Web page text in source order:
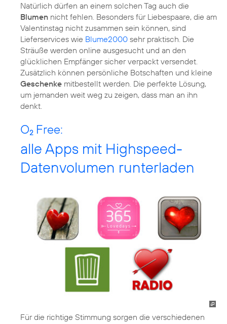
Natürlich dürfen an einem solchen Tag auch die
Blumen nicht fehlen. Besonders für Liebespaare, die am
Valentinstag nicht zusammen sein können, sind
Lieferservices wie Blume2000 sehr praktisch. Die
Sträuße werden online ausgesucht und an den
glücklichen Empfänger sicher verpackt versendet.
Zusätzlich können persönliche Botschaften und kleine
Geschenke mitbestellt werden. Die perfekte Lösung,
um jemanden weit weg zu zeigen, dass man an ihn
denkt.
O2 Free:
alle Apps mit Highspeed-
Datenvolumen runterladen
Für die richtige Stimmung sorgen die verschiedenen